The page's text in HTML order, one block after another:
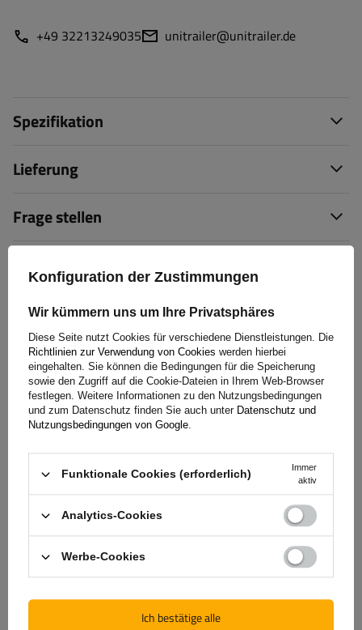
+49 32213249035 unitrailer@unitrailer.de
Spezifikation
Lieferung
Frage stellen
Bewertungen (3)
5/5
Anzahl der abgegebenen Bewertungen: 3
Bewertung abschicken
in
unserem Treueprogramm.
Nur durch Kauf bestätigte Bewertungen anzeigen
Konfiguration der Zustimmungen
Wir kümmern uns um Ihre Privatsphäres
Diese Seite nutzt Cookies für verschiedene Dienstleistungen. Die
Richtlinien zur Verwendung von Cookies werden hierbei
eingehalten. Sie können die Bedingungen für die Speicherung
sowie den Zugriff auf die Cookie-Dateien in Ihrem Web-Browser
festlegen. Weitere Informationen zu den Nutzungsbedingungen
und zum Datenschutz finden Sie auch unter Datenschutz und
Nutzungsbedingungen von Google.
Funktionale Cookies (erforderlich)
Immer
aktiv
Analytics-Cookies
Werbe-Cookies
Ich bestätige alle